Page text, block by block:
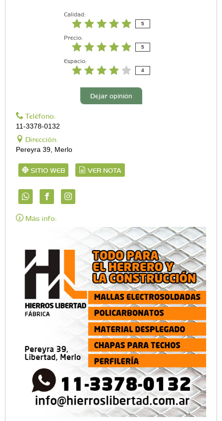
Calidad:
5
Precio:
5
Espacio:
4
Dejar opinión
Teléfono:
11-3378-0132
Dirección:
Pereyra 39, Merlo
SITIO WEB VER NOTA
Más info: